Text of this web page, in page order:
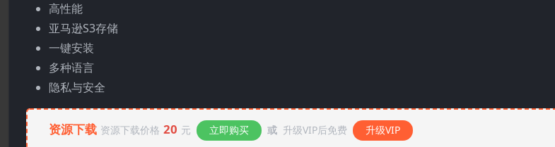
高性能
亚马逊S3存储
一键安装
多种语言
隐私与安全
资源下载 资源下载价格 20 元 立即购买 或 升级VIP后免费 升级VIP